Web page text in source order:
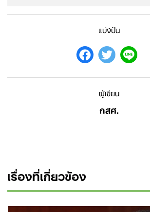
แบ่งปัน
ผู้เขียน
กสศ.
เรื่องที่เกี่ยวข้อง